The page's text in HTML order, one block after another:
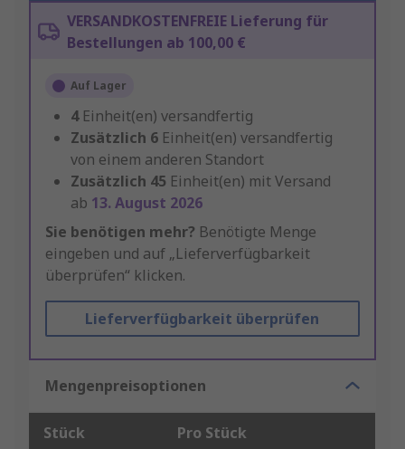
VERSANDKOSTENFREIE Lieferung für
Bestellungen ab 100,00 €
Auf Lager
4 Einheit(en) versandfertig
Zusätzlich 6 Einheit(en) versandfertig
von einem anderen Standort
Zusätzlich 45 Einheit(en) mit Versand
ab 13. August 2026
Sie benötigen mehr? Benötigte Menge
eingeben und auf „Lieferverfügbarkeit
überprüfen“ klicken.
Lieferverfügbarkeit überprüfen
Mengenpreisoptionen
Stück Pro Stück